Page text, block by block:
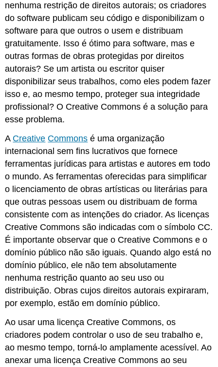
nenhuma restrição de direitos autorais; os criadores
do software publicam seu código e disponibilizam o
software para que outros o usem e distribuam
gratuitamente. Isso é ótimo para software, mas e
outras formas de obras protegidas por direitos
autorais? Se um artista ou escritor quiser
disponibilizar seus trabalhos, como eles podem fazer
isso e, ao mesmo tempo, proteger sua integridade
profissional? O Creative Commons é a solução para
esse problema.
A Creative Commons é uma organização
internacional sem fins lucrativos que fornece
ferramentas jurídicas para artistas e autores em todo
o mundo. As ferramentas oferecidas para simplificar
o licenciamento de obras artísticas ou literárias para
que outras pessoas usem ou distribuam de forma
consistente com as intenções do criador. As licenças
Creative Commons são indicadas com o símbolo CC.
É importante observar que o Creative Commons e o
domínio público não são iguais. Quando algo está no
domínio público, ele não tem absolutamente
nenhuma restrição quanto ao seu uso ou
distribuição. Obras cujos direitos autorais expiraram,
por exemplo, estão em domínio público.
Ao usar uma licença Creative Commons, os
criadores podem controlar o uso de seu trabalho e,
ao mesmo tempo, torná-lo amplamente acessível. Ao
anexar uma licença Creative Commons ao seu